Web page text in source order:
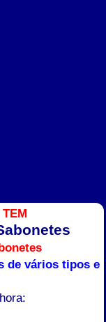
de vários tipos e